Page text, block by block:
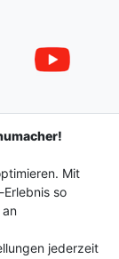
AGB
Mit
so
jederzeit